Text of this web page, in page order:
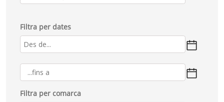
Filtra per dates
Filtra per comarca